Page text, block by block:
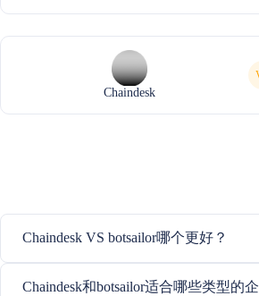
Chaindesk
Chaindesk VS botsailor哪个更好？
Chaindesk和botsailor适合哪些类型的